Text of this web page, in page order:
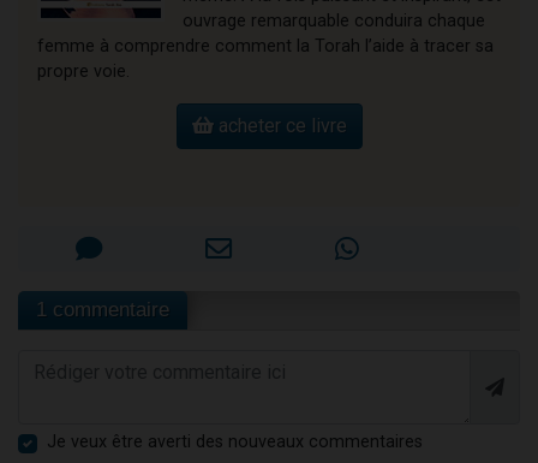
ouvrage remarquable conduira chaque
femme à comprendre comment la Torah l’aide à tracer sa
propre voie.
acheter ce livre
1 commentaire
Je veux être averti des nouveaux commentaires